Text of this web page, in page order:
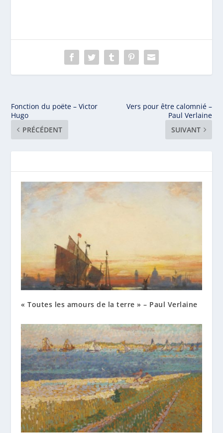
Fonction du poëte – Victor
Hugo
PRÉCÉDENT
Vers pour être calomnié –
Paul Verlaine
SUIVANT
« Toutes les amours de la terre » – Paul Verlaine